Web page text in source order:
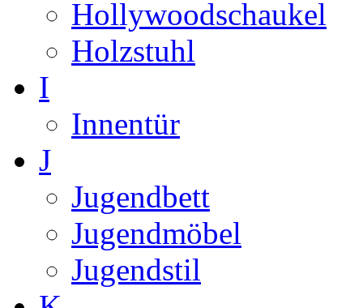
Hollywoodschaukel
Holzstuhl
I
Innentür
J
Jugendbett
Jugendmöbel
Jugendstil